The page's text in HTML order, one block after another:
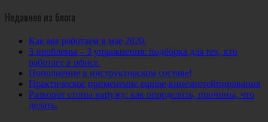
Недавнее из блога
Как мы работаем в мае 2020.
3 проблемы – 3 упражнения: подборка для тех, кто
работает в офисе.
Пополнение в инструкторском составе!
Практическое применение equine-кинезиотейпирования
Разворот стопы наружу: как определить, причины, что
делать.